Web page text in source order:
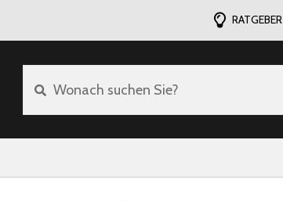
RATGEBER
Wonach suchen Sie?